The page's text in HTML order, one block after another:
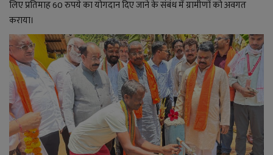
लिए प्रतिमाह 60 रुपये का योगदान दिए जाने के संबंध में ग्रामीणों को अवगत
कराया।